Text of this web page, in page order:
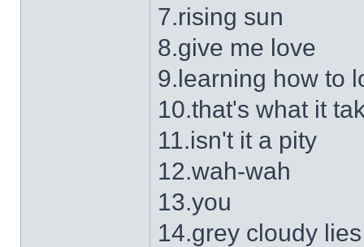
7.rising sun
8.give me love
9.learning how to
10.that's what it
11.isn't it a pity
12.wah-wah
13.you
14.grey cloudy lies